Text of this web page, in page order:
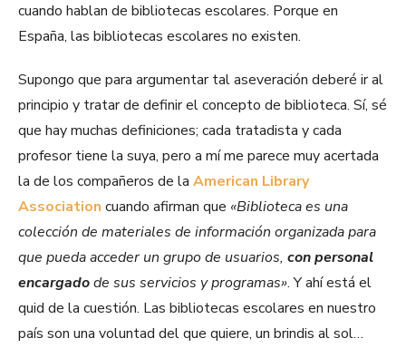
cuando hablan de bibliotecas escolares. Porque en
España, las bibliotecas escolares no existen.
Supongo que para argumentar tal aseveración deberé ir al
principio y tratar de definir el concepto de biblioteca. Sí, sé
que hay muchas definiciones; cada tratadista y cada
profesor tiene la suya, pero a mí me parece muy acertada
la de los compañeros de la American Library
Association cuando afirman que «Biblioteca es una
colección de materiales de información organizada para
que pueda acceder un grupo de usuarios, con personal
encargadode sus servicios y programas». Y ahí está el
quid de la cuestión. Las bibliotecas escolares en nuestro
país son una voluntad del que quiere, un brindis al sol…